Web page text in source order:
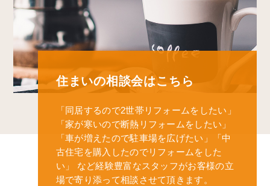
住まいの相談会はこちら
「同居するので2世帯リフォームをしたい」
「家が寒いので断熱リフォームをしたい」
「車が増えたので駐車場を広げたい」
「中
古住宅を購入したのでリフォームをした
い」
など経験豊富なスタッフがお客様の立
場で寄り添って相談させて頂きます。